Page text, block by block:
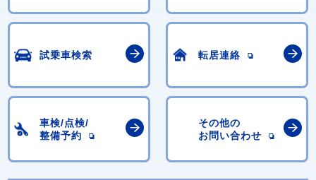
試乗車検索 転居連絡
車検/点検/
整備予約
その他の
お問い合わせ